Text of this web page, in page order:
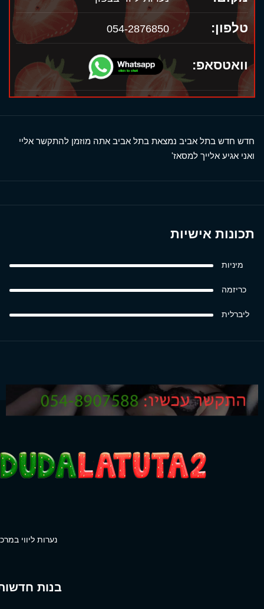
טלפון: 054-2876850
וואטסאפ:
חדש חדש בתל אביב נמצאת בתל אביב אתה מוזמן להתקשר אליי
ואני אגיע אלייך למסאז'
תכונות אישיות
מיניות
כריזמה
ליברלית
נערות ליווי
בנות